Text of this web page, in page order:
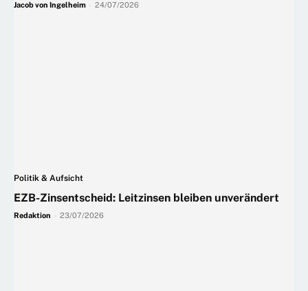
Jacob von Ingelheim 24/07/2026
Politik & Aufsicht
EZB-Zinsentscheid: Leitzinsen bleiben unverändert
Redaktion 23/07/2026